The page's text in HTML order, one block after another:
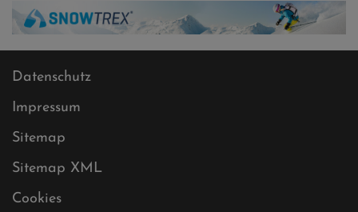
Datenschutz
Impressum
Sitemap
Sitemap XML
Cookies